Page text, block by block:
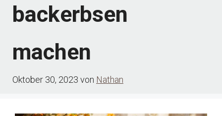
backerbsen
machen
Oktober 30, 2023 von Nathan